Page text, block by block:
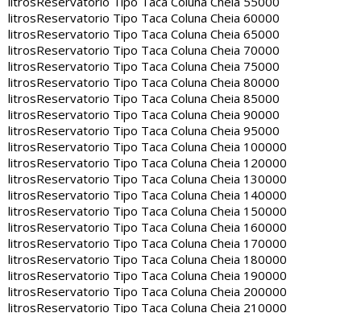
litrosReservatorio Tipo Taca Coluna Cheia 60000
litrosReservatorio Tipo Taca Coluna Cheia 65000
litrosReservatorio Tipo Taca Coluna Cheia 70000
litrosReservatorio Tipo Taca Coluna Cheia 75000
litrosReservatorio Tipo Taca Coluna Cheia 80000
litrosReservatorio Tipo Taca Coluna Cheia 85000
litrosReservatorio Tipo Taca Coluna Cheia 90000
litrosReservatorio Tipo Taca Coluna Cheia 95000
litrosReservatorio Tipo Taca Coluna Cheia 100000
litrosReservatorio Tipo Taca Coluna Cheia 120000
litrosReservatorio Tipo Taca Coluna Cheia 130000
litrosReservatorio Tipo Taca Coluna Cheia 140000
litrosReservatorio Tipo Taca Coluna Cheia 150000
litrosReservatorio Tipo Taca Coluna Cheia 160000
litrosReservatorio Tipo Taca Coluna Cheia 170000
litrosReservatorio Tipo Taca Coluna Cheia 180000
litrosReservatorio Tipo Taca Coluna Cheia 190000
litrosReservatorio Tipo Taca Coluna Cheia 200000
litrosReservatorio Tipo Taca Coluna Cheia 210000